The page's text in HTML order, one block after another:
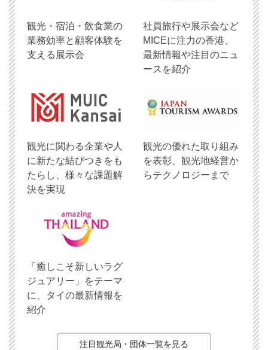
観光・宿泊・飲食業の
業務効率と顧客体験を
支える展示会
社員旅行や展示会など
MICEに注力の香港、
最新情報や注目のニュ
ースを紹介
観光に関わる企業や人
に新たな結びつきをも
たらし、様々な課題解
決を実現
観光の優れた取り組み
を表彰、観光地経営か
らテクノロジーまで
「癒しこそ新しいラグ
ジュアリー」をテーマ
に、タイの最新情報を
紹介
注目観光局・団体一覧を見る